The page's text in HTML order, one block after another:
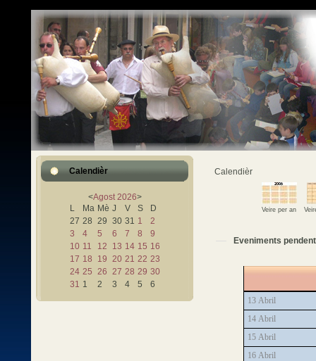
Calendièr
<Agost 2026>
L
Ma Mè J V S
D
27 28 29 30 31 1
2
3
4 5 6 7 8
9
10 11 12 13 14 15 16
17 18 19 20 21 22 23
24 25 26 27 28 29 30
31 1 2 3 4 5 6
Calendièr
Veire per an
Eveniments
13 Abril
14 Abril
15 Abril
16 Abril